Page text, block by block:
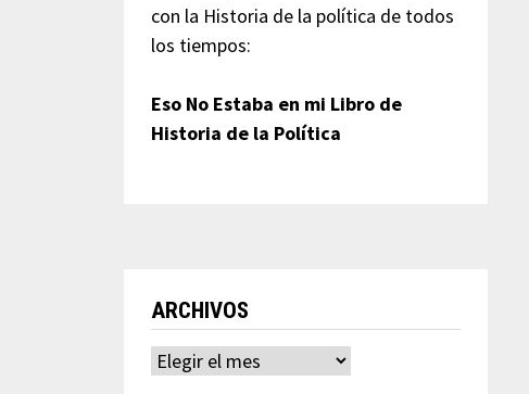
con la Historia de la política de todos
los tiempos:
Eso No Estaba en mi Libro de
Historia de la Política
ARCHIVOS
Archivos